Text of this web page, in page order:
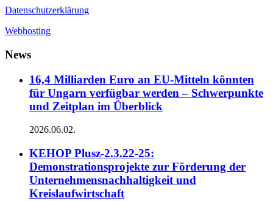
Datenschutzerklärung
Webhosting
News
16,4 Milliarden Euro an EU-Mitteln könnten
für Ungarn verfügbar werden – Schwerpunkte
und Zeitplan im Überblick
2026.06.02.
KEHOP Plusz-2.3.22-25:
Demonstrationsprojekte zur Förderung der
Unternehmensnachhaltigkeit und
Kreislaufwirtschaft